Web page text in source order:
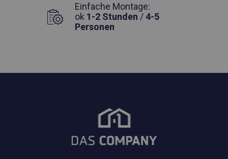
Einfache Montage:
ok 1-2 Stunden /4-5
Personen